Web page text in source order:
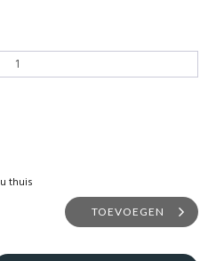
thuis
TOEVOEGEN